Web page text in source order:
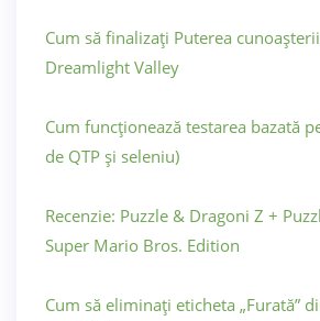
Cum să finalizați Puterea
Dreamlight Valley
Cum funcționează testarea bazată
de QTP și seleniu)
Recenzie: Puzzle & Dragoni Z +
Super Mario Bros. Edition
Cum să eliminați eticheta „Furată”